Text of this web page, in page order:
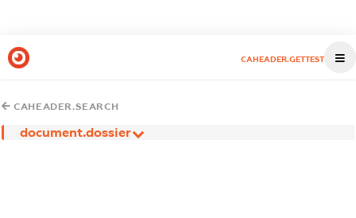
CAHEADER.GETTEST
CAHEADER.SEARCH
document.dossier